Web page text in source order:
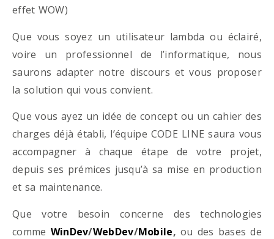
effet WOW)
Que vous soyez un utilisateur lambda ou éclairé,
voire un professionnel de l’informatique, nous
saurons adapter notre discours et vous proposer
la solution qui vous convient.
Que vous ayez un idée de concept ou un cahier des
charges déjà établi, l’équipe CODE LINE saura vous
accompagner à chaque étape de votre projet,
depuis ses prémices jusqu’à sa mise en production
et sa maintenance.
Que votre besoin concerne des technologies
comme WinDev/WebDev/Mobile, ou des bases de